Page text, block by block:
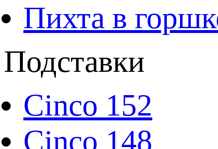
Пихта в
Подставки
Cinco 152
Cinco 148